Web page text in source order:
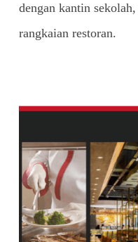
dengan kantin
rangkaian restoran.